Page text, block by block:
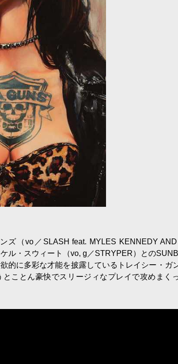
（vo／SLASH feat. MYLES KENNEDY
ル・スウィート（vo, g／STRYPER）との
的に多彩な才能を披露しているトレイシー・ガ
ことん豪快でスリージィなプレイで攻めまく